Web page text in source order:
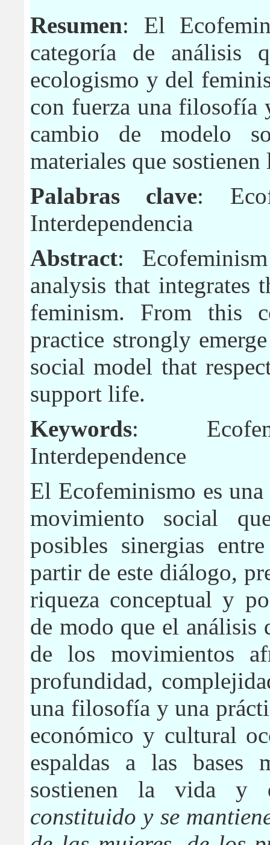
Resumen: El
categoría de análisis
ecologismo y del
con fuerza una filosofía
cambio de modelo
materiales que
Palabras clave:
Interdependencia
Abstract:
analysis that integrates
feminism. From this
practice strongly
social model that
support life.
Keywords:
Interdependence
El Ecofeminismo es
movimiento social
posibles sinergias
partir de este diálogo,
riqueza conceptual y
de modo que el análisis
de los movimientos
profundidad,
una filosofía y una
económico y cultural
espaldas a las bases
sostienen la vida
constituido y se